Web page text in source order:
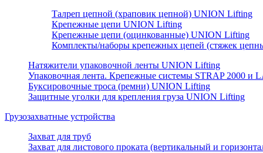
Талреп цепной (храповик цепной) UNION Lifting
Крепежные цепи UNION Lifting
Крепежные цепи (оцинкованные) UNION Lifting
Комплекты/наборы крепежных цепей (стяжек
Натяжители упаковочной ленты UNION Lifting
Упаковочная лента. Крепежные системы STRAP 2000 и
Буксировочные троса (ремни) UNION Lifting
Защитные уголки для крепления груза UNION Lifting
Грузозахватные устройства
Захват для труб
Захват для листового проката (вертикальный и